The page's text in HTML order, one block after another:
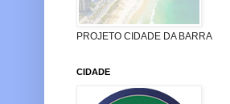
PROJETO CIDADE DA BARRA
CIDADE